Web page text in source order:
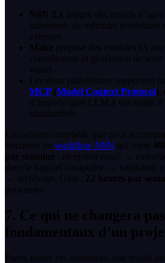
N8N 2.x intègre des nœuds
autonome, de mémoire persistante
externes
Make propose des modules IA
classification et génération de
visuel
Les deux plateformes supportent
MCP(Model Context Protocol)
n’importe quel LLM à vos outils
standardisée
Un cabinet comptable que nous
semaines un workflow N8N qui traite
par semaine : réception email →
dans le logiciel comptable → validation
→ archivage. Gain : 22 heures par
personnes.
7. Ce qui ne changera
fondamentaux d’un
Parmi toutes ces tendances, une réalité